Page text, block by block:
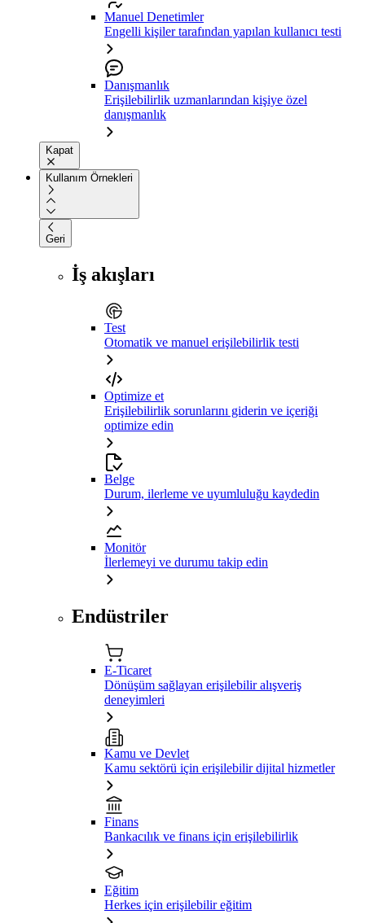
Manuel Denetimler
Engelli kişiler tarafından yapılan kullanıcı testi
Danışmanlık
Erişilebilirlik uzmanlarından kişiye özel
danışmanlık
Kapat
Kullanım Örnekleri
Geri
İş akışları
Test
Otomatik ve manuel erişilebilirlik testi
Optimize et
Erişilebilirlik sorunlarını giderin ve içeriği
optimize edin
Belge
Durum, ilerleme ve uyumluluğu kaydedin
Monitör
İlerlemeyi ve durumu takip edin
Endüstriler
E-Ticaret
Dönüşüm sağlayan erişilebilir alışveriş
deneyimleri
Kamu ve Devlet
Kamu sektörü için erişilebilir dijital hizmetler
Finans
Bankacılık ve finans için erişilebilirlik
Eğitim
Herkes için erişilebilir eğitim